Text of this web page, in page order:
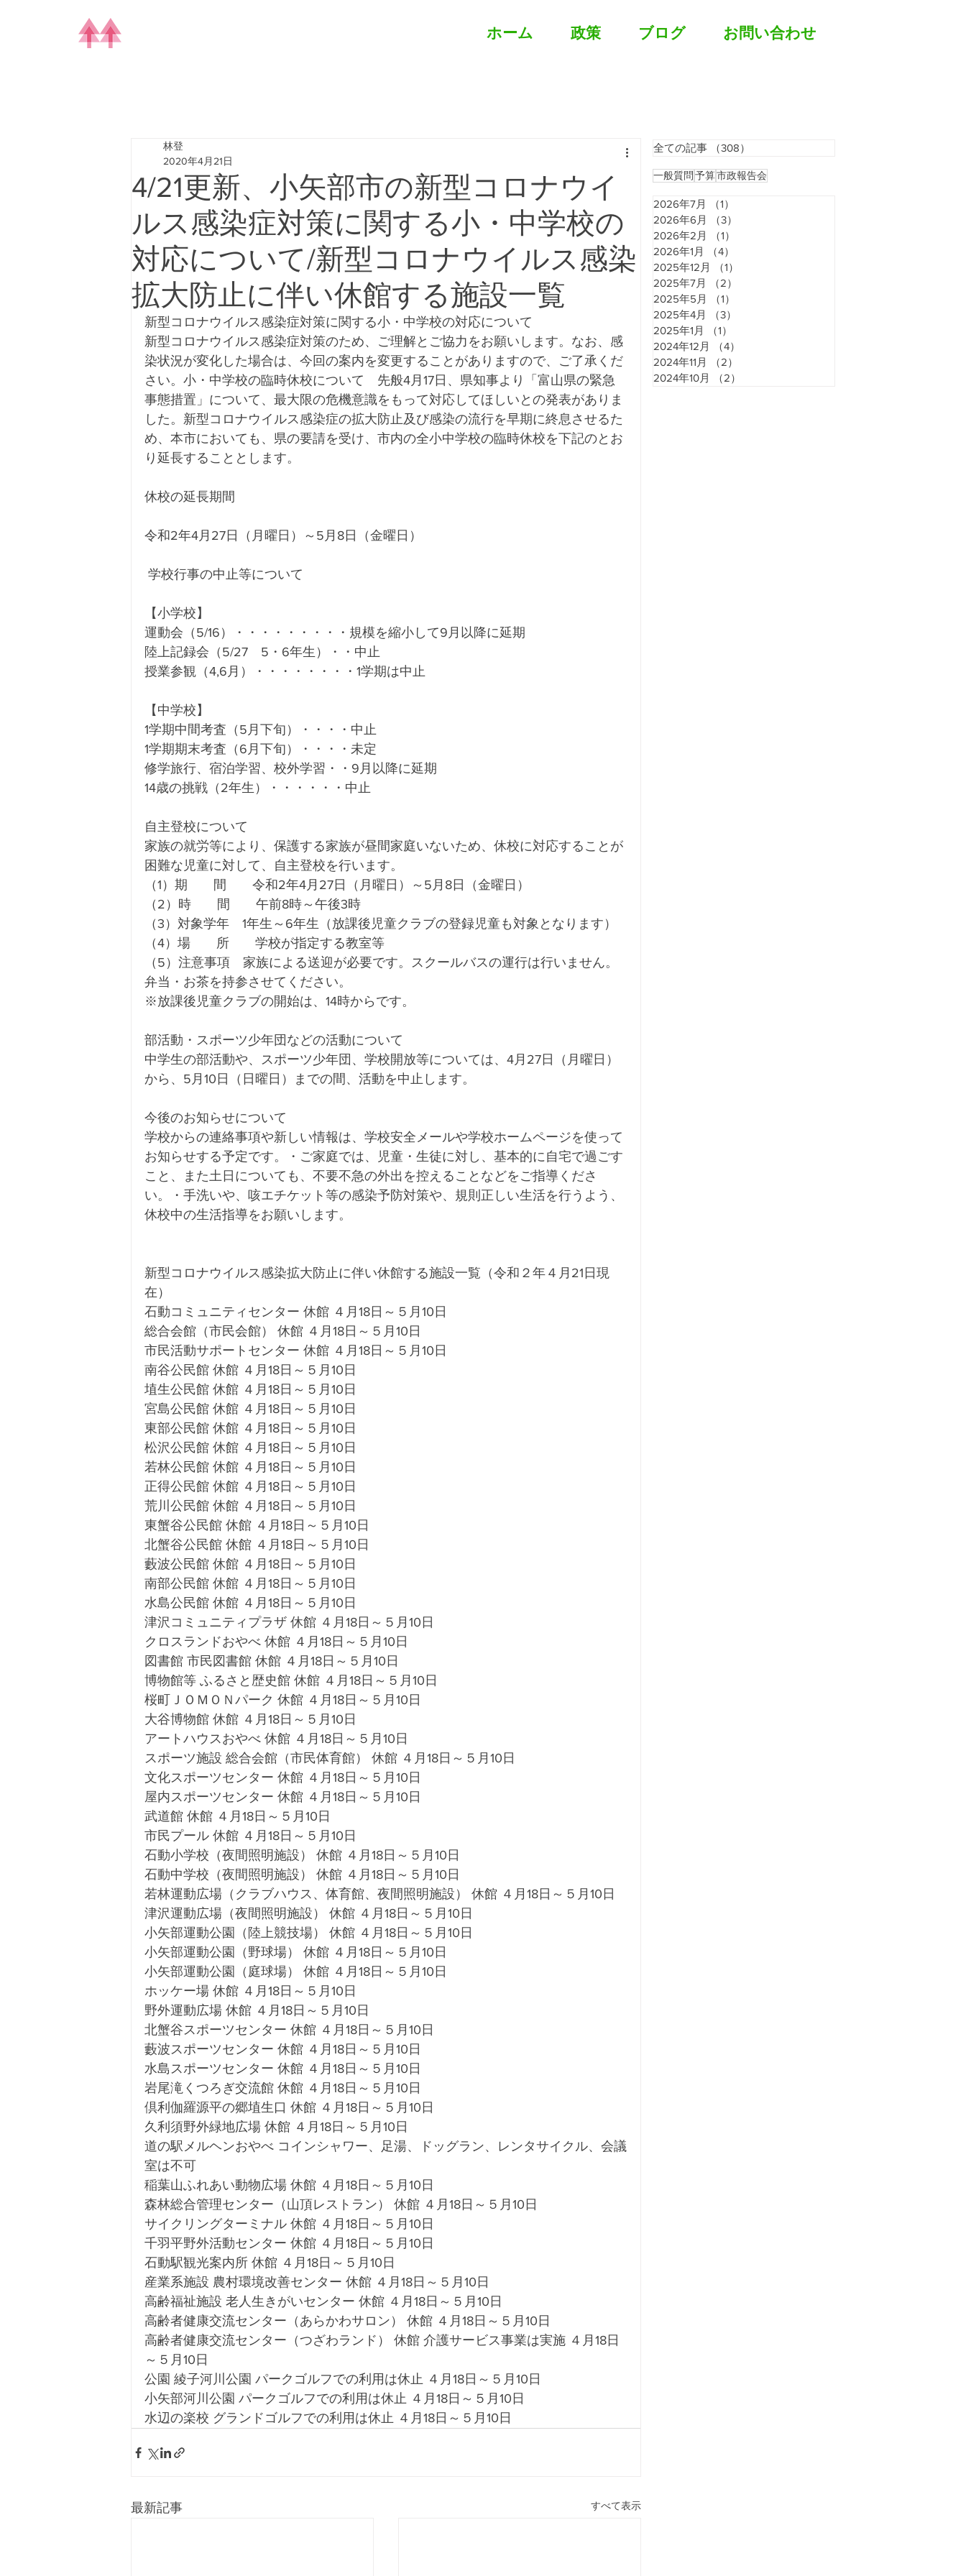
ホーム 政策 ブログ お問い合わせ
4/21更新、小矢部市の新型コロナウイ
ルス感染症対策に関する小・中学校の
対応について/新型コロナウイルス感染
拡大防止に伴い休館する施設一覧
林登
2020年4月21日
新型コロナウイルス感染症対策に関する小・中学校の対応について
新型コロナウイルス感染症対策のため、ご理解とご協力をお願いします。なお、感
染状況が変化した場合は、今回の案内を変更することがありますので、ご了承くだ
さい。小・中学校の臨時休校について　先般4月17日、県知事より「富山県の緊急
事態措置」について、最大限の危機意識をもって対応してほしいとの発表がありま
した。新型コロナウイルス感染症の拡大防止及び感染の流行を早期に終息させるた
め、本市においても、県の要請を受け、市内の全小中学校の臨時休校を下記のとお
り延長することとします。
休校の延長期間
令和2年4月27日（月曜日）～5月8日（金曜日）
学校行事の中止等について
【小学校】
運動会（5/16）・・・・・・・・・規模を縮小して9月以降に延期
陸上記録会（5/27　5・6年生）・・中止
授業参観（4,6月）・・・・・・・・1学期は中止
【中学校】
1学期中間考査（5月下旬）・・・・中止
1学期期末考査（6月下旬）・・・・未定
修学旅行、宿泊学習、校外学習・・9月以降に延期
14歳の挑戦（2年生）・・・・・・中止
自主登校について
家族の就労等により、保護する家族が昼間家庭いないため、休校に対応することが
困難な児童に対して、自主登校を行います。
（1）期　　間　　令和2年4月27日（月曜日）～5月8日（金曜日）
（2）時　　間　　午前8時～午後3時
（3）対象学年　1年生～6年生（放課後児童クラブの登録児童も対象となります）
（4）場　　所　　学校が指定する教室等
（5）注意事項　家族による送迎が必要です。スクールバスの運行は行いません。
弁当・お茶を持参させてください。
※放課後児童クラブの開始は、14時からです。
部活動・スポーツ少年団などの活動について
中学生の部活動や、スポーツ少年団、学校開放等については、4月27日（月曜日）
から、5月10日（日曜日）までの間、活動を中止します。
今後のお知らせについて
学校からの連絡事項や新しい情報は、学校安全メールや学校ホームページを使って
お知らせする予定です。・ご家庭では、児童・生徒に対し、基本的に自宅で過ごす
こと、また土日についても、不要不急の外出を控えることなどをご指導くださ
い。・手洗いや、咳エチケット等の感染予防対策や、規則正しい生活を行うよう、
休校中の生活指導をお願いします。
新型コロナウイルス感染拡大防止に伴い休館する施設一覧（令和２年４月21日現
在）
石動コミュニティセンター 休館 ４月18日～５月10日
総合会館（市民会館） 休館 ４月18日～５月10日
市民活動サポートセンター 休館 ４月18日～５月10日
南谷公民館 休館 ４月18日～５月10日
埴生公民館 休館 ４月18日～５月10日
宮島公民館 休館 ４月18日～５月10日
東部公民館 休館 ４月18日～５月10日
松沢公民館 休館 ４月18日～５月10日
若林公民館 休館 ４月18日～５月10日
正得公民館 休館 ４月18日～５月10日
荒川公民館 休館 ４月18日～５月10日
東蟹谷公民館 休館 ４月18日～５月10日
北蟹谷公民館 休館 ４月18日～５月10日
藪波公民館 休館 ４月18日～５月10日
南部公民館 休館 ４月18日～５月10日
水島公民館 休館 ４月18日～５月10日
津沢コミュニティプラザ 休館 ４月18日～５月10日
クロスランドおやべ 休館 ４月18日～５月10日
図書館 市民図書館 休館 ４月18日～５月10日
博物館等 ふるさと歴史館 休館 ４月18日～５月10日
桜町ＪＯＭＯＮパーク 休館 ４月18日～５月10日
大谷博物館 休館 ４月18日～５月10日
アートハウスおやべ 休館 ４月18日～５月10日
スポーツ施設 総合会館（市民体育館） 休館 ４月18日～５月10日
文化スポーツセンター 休館 ４月18日～５月10日
屋内スポーツセンター 休館 ４月18日～５月10日
武道館 休館 ４月18日～５月10日
市民プール 休館 ４月18日～５月10日
石動小学校（夜間照明施設） 休館 ４月18日～５月10日
石動中学校（夜間照明施設） 休館 ４月18日～５月10日
若林運動広場（クラブハウス、体育館、夜間照明施設） 休館 ４月18日～５月10日
津沢運動広場（夜間照明施設） 休館 ４月18日～５月10日
小矢部運動公園（陸上競技場） 休館 ４月18日～５月10日
小矢部運動公園（野球場） 休館 ４月18日～５月10日
小矢部運動公園（庭球場） 休館 ４月18日～５月10日
ホッケー場 休館 ４月18日～５月10日
野外運動広場 休館 ４月18日～５月10日
北蟹谷スポーツセンター 休館 ４月18日～５月10日
藪波スポーツセンター 休館 ４月18日～５月10日
水島スポーツセンター 休館 ４月18日～５月10日
岩尾滝くつろぎ交流館 休館 ４月18日～５月10日
倶利伽羅源平の郷埴生口 休館 ４月18日～５月10日
久利須野外緑地広場 休館 ４月18日～５月10日
道の駅メルヘンおやべ コインシャワー、足湯、ドッグラン、レンタサイクル、会議
室は不可
稲葉山ふれあい動物広場 休館 ４月18日～５月10日
森林総合管理センター（山頂レストラン） 休館 ４月18日～５月10日
サイクリングターミナル 休館 ４月18日～５月10日
千羽平野外活動センター 休館 ４月18日～５月10日
石動駅観光案内所 休館 ４月18日～５月10日
産業系施設 農村環境改善センター 休館 ４月18日～５月10日
高齢福祉施設 老人生きがいセンター 休館 ４月18日～５月10日
高齢者健康交流センター（あらかわサロン） 休館 ４月18日～５月10日
高齢者健康交流センター（つざわランド） 休館 介護サービス事業は実施 ４月18日
～５月10日
公園 綾子河川公園 パークゴルフでの利用は休止 ４月18日～５月10日
小矢部河川公園 パークゴルフでの利用は休止 ４月18日～５月10日
水辺の楽校 グランドゴルフでの利用は休止 ４月18日～５月10日
最新記事 すべて表示
全ての記事 （308）
一般質問 予算市政報告会
2026年7月 （1）
2026年6月
（3）
2026年2月
（1）
2026年1月
（4）
2025年12月
（1）
2025年7月
（2）
2025年5月
（1）
2025年4月
（3）
2025年1月
（1）
2024年12月
（4）
2024年11月
（2）
2024年10月
（2）